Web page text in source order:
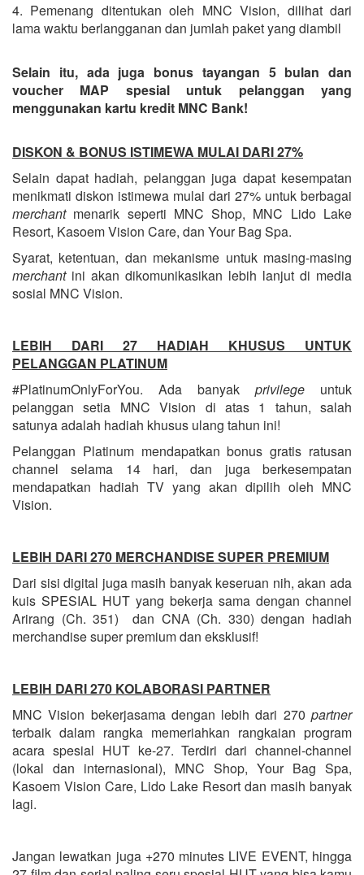
4. Pemenang ditentukan oleh MNC Vision, dilihat dari
lama waktu berlangganan dan jumlah paket yang diambil
Selain itu, ada juga bonus tayangan 5 bulan dan
voucher MAP spesial untuk pelanggan yang
menggunakan kartu kredit MNC Bank!
DISKON & BONUS ISTIMEWA MULAI DARI 27%
Selain dapat hadiah, pelanggan juga dapat kesempatan
menikmati diskon istimewa mulai dari 27% untuk berbagai
merchantmenarik seperti MNC Shop, MNC Lido Lake
Resort, Kasoem Vision Care, dan Your Bag Spa.
Syarat, ketentuan, dan mekanisme untuk masing-masing
merchantini akan dikomunikasikan lebih lanjut di media
sosial MNC Vision.
LEBIH DARI 27 HADIAH KHUSUS UNTUK
PELANGGAN PLATINUM
#PlatinumOnlyForYou. Ada banyak privilege untuk
pelanggan setia MNC Vision di atas 1 tahun, salah
satunya adalah hadiah khusus ulang tahun ini!
Pelanggan Platinum mendapatkan bonus gratis ratusan
channel selama 14 hari, dan juga berkesempatan
mendapatkan hadiah TV yang akan dipilih oleh MNC
Vision.
LEBIH DARI 270 MERCHANDISE SUPER PREMIUM
Dari sisi digital juga masih banyak keseruan nih, akan ada
kuis SPESIAL HUT yang bekerja sama dengan channel
Arirang (Ch. 351) dan CNA (Ch. 330) dengan hadiah
merchandise super premium dan eksklusif!
LEBIH DARI 270 KOLABORASI PARTNER
MNC Vision bekerjasama dengan lebih dari 270 partner
terbaik dalam rangka memeriahkan rangkaian program
acara spesial HUT ke-27. Terdiri dari channel-channel
(lokal dan internasional), MNC Shop, Your Bag Spa,
Kasoem Vision Care, Lido Lake Resort dan masih banyak
lagi.
Jangan lewatkan juga +270 minutes LIVE EVENT, hingga